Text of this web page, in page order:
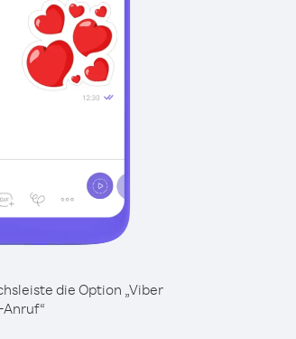
die Option „Viber